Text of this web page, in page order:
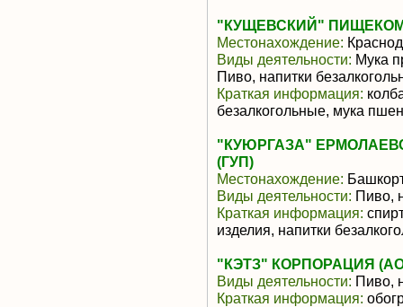
"КУЩЕВСКИЙ"
Местонахождение:
Виды деятельности: Мука
Пиво, напитки
Краткая информация:
безалкогольные, мука
"КУЮРГАЗА"
(ГУП)
Местонахождение:
Виды деятельности: Пиво,
Краткая информация:
изделия, напитки
"КЭТЗ" КОРПОРАЦИЯ
Виды деятельности: Пиво,
Краткая информация: